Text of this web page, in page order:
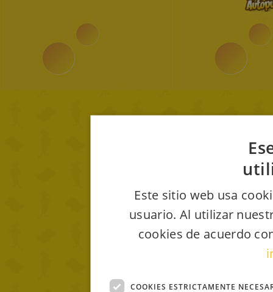
Este sitio web usa
usuario. Al utilizar
cookies de acuerdo
COOKIES ESTRICTAMENTE